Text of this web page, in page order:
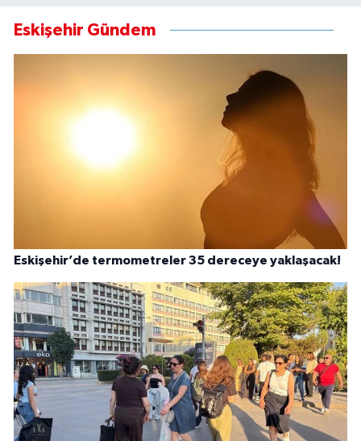
Eskişehir Gündem
Eskişehir’de termometreler 35 dereceye yaklaşacak!